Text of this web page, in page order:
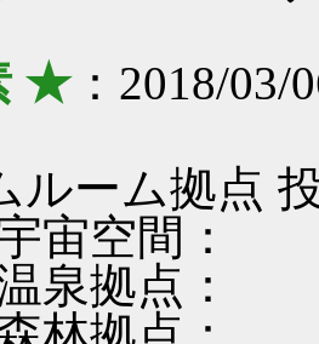
★：2018/03/
ルーム拠点
空間：
拠点：